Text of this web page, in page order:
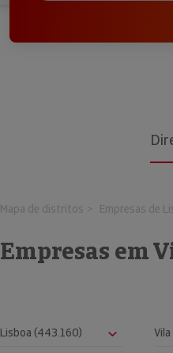
Mapa de distritos Empresas de
Empresas em